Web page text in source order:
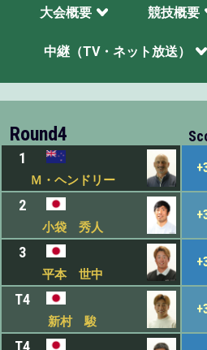
大会概要 競技概要
中継（TV・ネット放送）
Round4
1
Ｍ・ヘンドリー
2
小袋 秀人
3
平本 世中
T4
新村 駿
T4